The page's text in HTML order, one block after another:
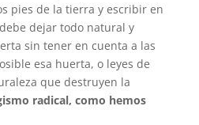
pies de la tierra y escribir en
dejar todo natural y
sin tener en cuenta a las
esa huerta, o leyes de
que destruyen la
radical, como hemos